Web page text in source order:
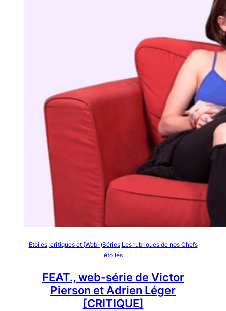
Étoiles, critiques et (Web-)Séries Les rubriques de nos Chefs
étoilés
FEAT., web-série de Victor
Pierson et Adrien Léger
[CRITIQUE]